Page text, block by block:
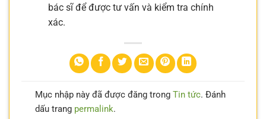
bác sĩ để được tư vấn và kiểm tra chính
xác.
Mục nhập này đã được đăng trong Tin tức. Đánh
dấu trang permalink.